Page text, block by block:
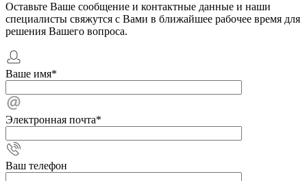
Оставьте Ваше сообщение и контактные данные и наши
специалисты свяжутся с Вами в ближайшее рабочее время для
решения Вашего вопроса.
Ваше имя*
Электронная почта*
Ваш телефон